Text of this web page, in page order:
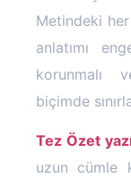
Metindeki her
anlatımı
korunmalı
biçimde
Tez Özet
uzun cümle